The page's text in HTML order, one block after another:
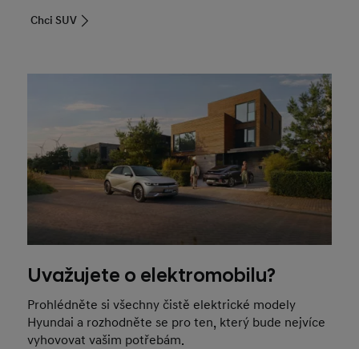
Chci SUV
Uvažujete o elektromobilu?
Prohlédněte si všechny čistě elektrické modely
Hyundai a rozhodněte se pro ten, který bude nejvíce
vyhovovat vašim potřebám.